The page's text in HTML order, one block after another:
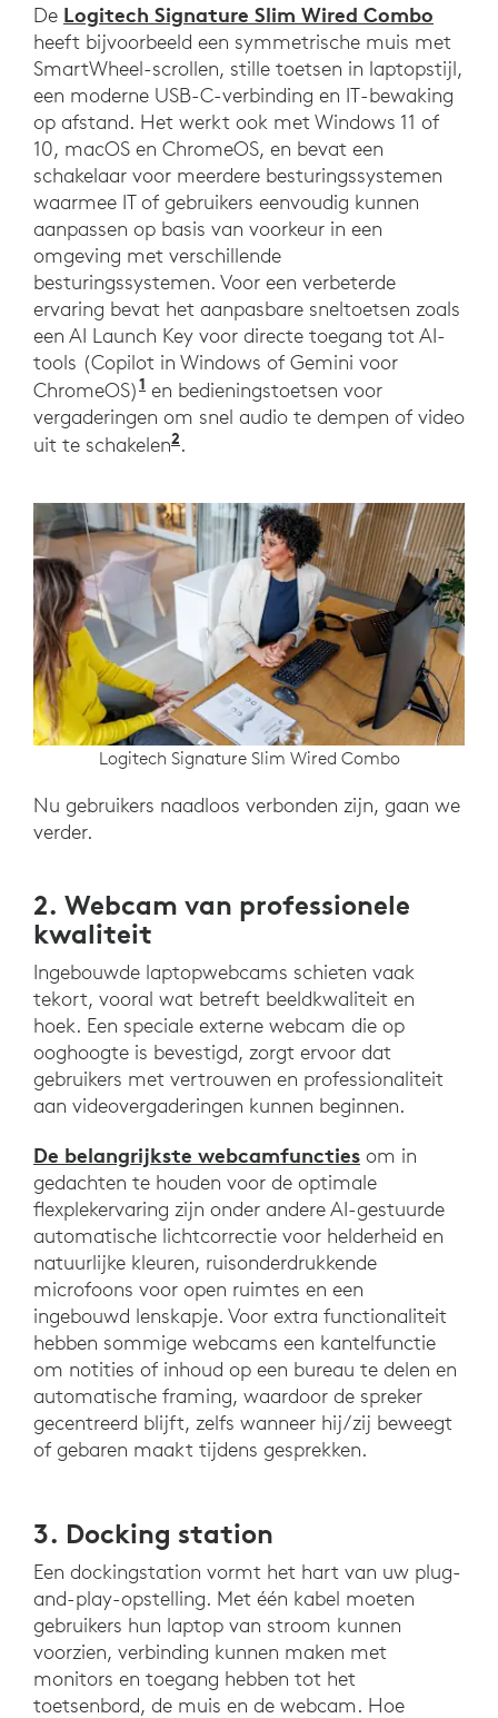
De Logitech Signature Slim Wired Combo
heeft bijvoorbeeld een symmetrische muis met
SmartWheel-scrollen, stille toetsen in laptopstijl,
een moderne USB-C-verbinding en IT-bewaking
op afstand. Het werkt ook met Windows 11 of
10, macOS en ChromeOS, en bevat een
schakelaar voor meerdere besturingssystemen
waarmee IT of gebruikers eenvoudig kunnen
aanpassen op basis van voorkeur in een
omgeving met verschillende
besturingssystemen. Voor een verbeterde
ervaring bevat het aanpasbare sneltoetsen zoals
een AI Launch Key voor directe toegang tot AI-
tools (Copilot in Windows of Gemini voor
ChromeOS)1 en bedieningstoetsen voor
vergaderingen om snel audio te dempen of video
uit te schakelen2.
Logitech Signature Slim Wired Combo
Nu gebruikers naadloos verbonden zijn, gaan we
verder.
2. Webcam van professionele
kwaliteit
Ingebouwde laptopwebcams schieten vaak
tekort, vooral wat betreft beeldkwaliteit en
hoek. Een speciale externe webcam die op
ooghoogte is bevestigd, zorgt ervoor dat
gebruikers met vertrouwen en professionaliteit
aan videovergaderingen kunnen beginnen.
De belangrijkste webcamfuncties om in
gedachten te houden voor de optimale
flexplekervaring zijn onder andere AI-gestuurde
automatische lichtcorrectie voor helderheid en
natuurlijke kleuren, ruisonderdrukkende
microfoons voor open ruimtes en een
ingebouwd lenskapje. Voor extra functionaliteit
hebben sommige webcams een kantelfunctie
om notities of inhoud op een bureau te delen en
automatische framing, waardoor de spreker
gecentreerd blijft, zelfs wanneer hij/zij beweegt
of gebaren maakt tijdens gesprekken.
3. Docking station
Een dockingstation vormt het hart van uw plug-
and-play-opstelling. Met één kabel moeten
gebruikers hun laptop van stroom kunnen
voorzien, verbinding kunnen maken met
monitors en toegang hebben tot het
toetsenbord, de muis en de webcam. Hoe